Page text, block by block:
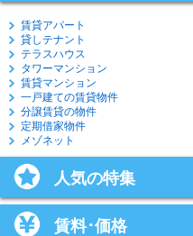
賃貸アパート
貸しテナント
テラスハウス
タワーマンション
賃貸マンション
一戸建ての賃貸物件
分譲賃貸の物件
定期借家物件
メゾネット
人気の特集
賃料･価格